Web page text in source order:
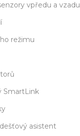
vpředu a vzadu
režimu
SmartLink
asistent